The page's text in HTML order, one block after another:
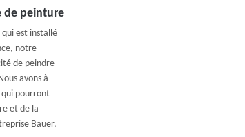
de peinture
est installé
notre
de peindre
avons à
qui pourront
et de la
Bauer,